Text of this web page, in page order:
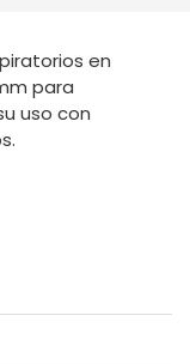
en
para
uso con